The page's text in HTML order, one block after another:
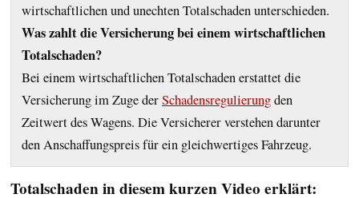
wirtschaftlichen und unechten Totalschaden unterschieden.
Was zahlt die Versicherung bei einem wirtschaftlichen
Totalschaden?
Bei einem wirtschaftlichen Totalschaden erstattet die
Versicherung im Zuge derSchadensregulierungden
Zeitwert des Wagens. Die Versicherer verstehen darunter
den Anschaffungspreis für ein gleichwertiges Fahrzeug.
Totalschaden in diesem kurzen Video erklärt: